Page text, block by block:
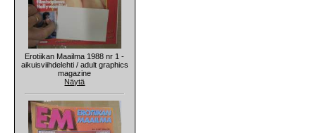
Erotiikan Maailma 1988 nr 1 -
aikuisviihdelehti / adult graphics
magazine
Näytä